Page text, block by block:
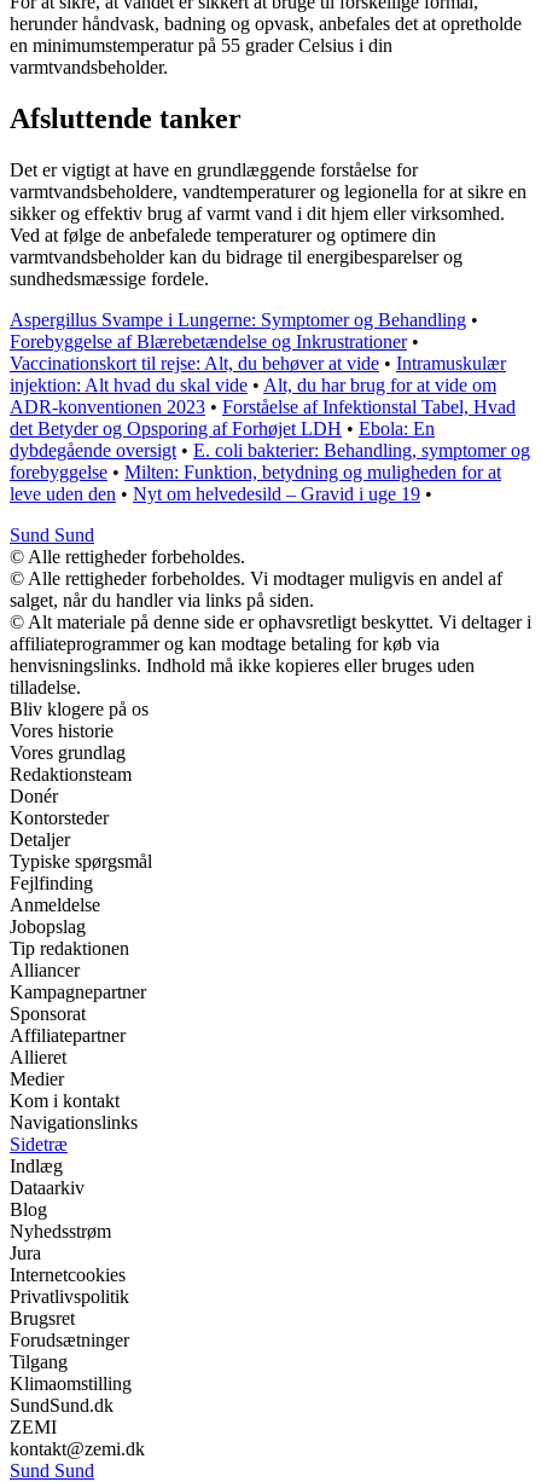
herunder håndvask, badning og opvask, anbefales det at opretholde
en minimumstemperatur på 55 grader Celsius i din
varmtvandsbeholder.
Afsluttende tanker
Det er vigtigt at have en grundlæggende forståelse for
varmtvandsbeholdere, vandtemperaturer og legionella for at sikre en
sikker og effektiv brug af varmt vand i dit hjem eller virksomhed.
Ved at følge de anbefalede temperaturer og optimere din
varmtvandsbeholder kan du bidrage til energibesparelser og
sundhedsmæssige fordele.
Aspergillus Svampe i Lungerne: Symptomer og Behandling •
Forebyggelse af Blærebetændelse og Inkrustrationer•
Vaccinationskort til rejse: Alt, du behøver at vide • Intramuskulær
injektion: Alt hvad du skal vide • Alt, du har brug for at vide om
ADR-konventionen 2023 • Forståelse af Infektionstal Tabel, Hvad
det Betyder og Opsporing af Forhøjet LDH • Ebola: En
dybdegående oversigt • E. coli bakterier: Behandling, symptomer og
forebyggelse • Milten: Funktion, betydning og muligheden for at
leve uden den • Nyt om helvedesild – Gravid i uge 19 •
Sund Sund
© Alle rettigheder forbeholdes.
© Alle rettigheder forbeholdes. Vi modtager muligvis en andel af
salget, når du handler via links på siden.
© Alt materiale på denne side er ophavsretligt beskyttet. Vi deltager i
affiliateprogrammer og kan modtage betaling for køb via
henvisningslinks. Indhold må ikke kopieres eller bruges uden
tilladelse.
Bliv klogere på os
Vores historie
Vores grundlag
Redaktionsteam
Donér
Kontorsteder
Detaljer
Typiske spørgsmål
Fejlfinding
Anmeldelse
Jobopslag
Tip redaktionen
Alliancer
Kampagnepartner
Sponsorat
Affiliatepartner
Allieret
Medier
Kom i kontakt
Navigationslinks
Sidetræ
Indlæg
Dataarkiv
Blog
Nyhedsstrøm
Jura
Internetcookies
Privatlivspolitik
Brugsret
Forudsætninger
Tilgang
Klimaomstilling
SundSund.dk
ZEMI
kontakt@zemi.dk
Sund Sund